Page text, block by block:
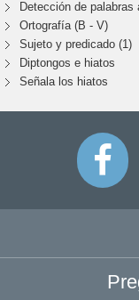
Detección de palabras
Ortografía (B - V)
Sujeto y predicado (1)
Diptongos e hiatos
Señala los hiatos